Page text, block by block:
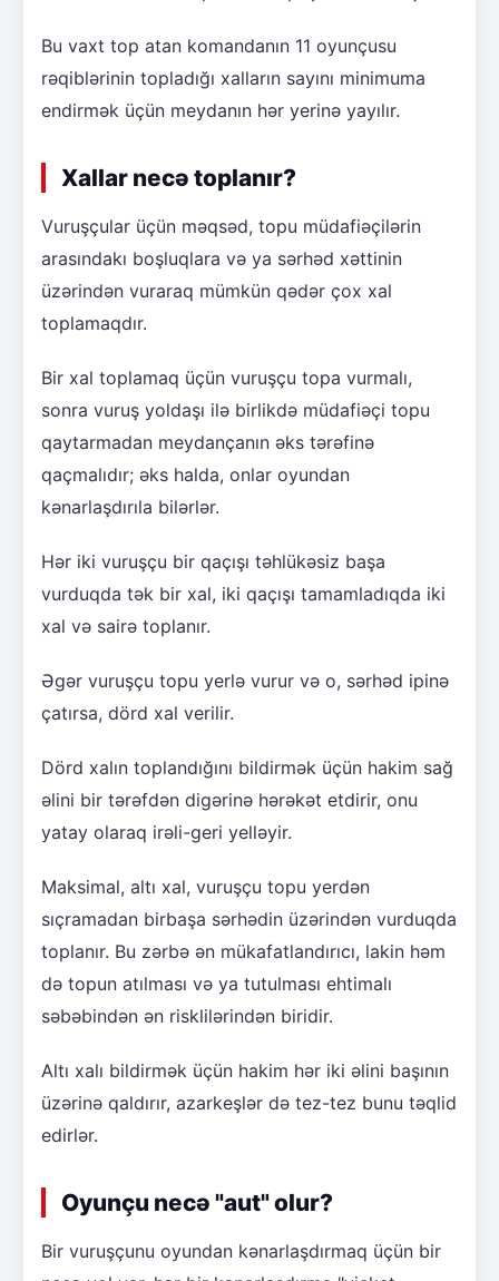
Bu vaxt top atan komandanın 11 oyunçusu
rəqiblərinin topladığı xalların sayını minimuma
endirmək üçün meydanın hər yerinə yayılır.
Xallar necə toplanır?
Vuruşçular üçün məqsəd, topu müdafiəçilərin
arasındakı boşluqlara və ya sərhəd xəttinin
üzərindən vuraraq mümkün qədər çox xal
toplamaqdır.
Bir xal toplamaq üçün vuruşçu topa vurmalı,
sonra vuruş yoldaşı ilə birlikdə müdafiəçi topu
qaytarmadan meydançanın əks tərəfinə
qaçmalıdır; əks halda, onlar oyundan
kənarlaşdırıla bilərlər.
Hər iki vuruşçu bir qaçışı təhlükəsiz başa
vurduqda tək bir xal, iki qaçışı tamamladıqda iki
xal və sairə toplanır.
Əgər vuruşçu topu yerlə vurur və o, sərhəd ipinə
çatırsa, dörd xal verilir.
Dörd xalın toplandığını bildirmək üçün hakim sağ
əlini bir tərəfdən digərinə hərəkət etdirir, onu
yatay olaraq irəli-geri yelləyir.
Maksimal, altı xal, vuruşçu topu yerdən
sıçramadan birbaşa sərhədin üzərindən vurduqda
toplanır. Bu zərbə ən mükafatlandırıcı, lakin həm
də topun atılması və ya tutulması ehtimalı
səbəbindən ən risklilərindən biridir.
Altı xalı bildirmək üçün hakim hər iki əlini başının
üzərinə qaldırır, azarkeşlər də tez-tez bunu təqlid
edirlər.
Oyunçu necə "aut" olur?
Bir vuruşçunu oyundan kənarlaşdırmaq üçün bir